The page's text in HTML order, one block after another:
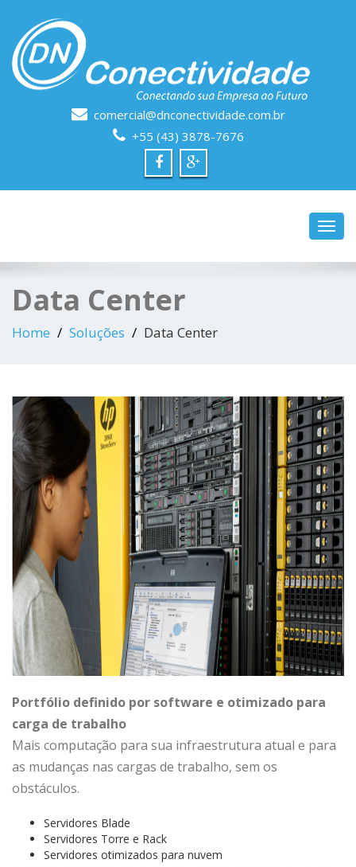
comercial@dnconectividade.com.br
+55 (43) 3878-7676
Data Center
Home Soluções Data Center
Portfólio definido por software e otimizado para
carga de trabalho
Mais computação para sua infraestrutura atual e para
as mudanças nas cargas de trabalho, sem os
obstáculos.
Servidores Blade
Servidores Torre e Rack
Servidores otimizados para nuvem